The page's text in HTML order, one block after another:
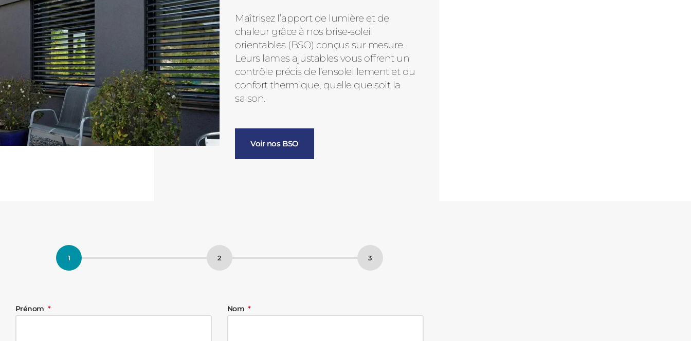
Maîtrisez l’apport de lumière et de
chaleur grâce à nos brise‑soleil
orientables (BSO) conçus sur mesure.
Leurs lames ajustables vous offrent un
contrôle précis de l’ensoleillement et du
confort thermique, quelle que soit la
saison.
Voir nos BSO
Prénom Nom